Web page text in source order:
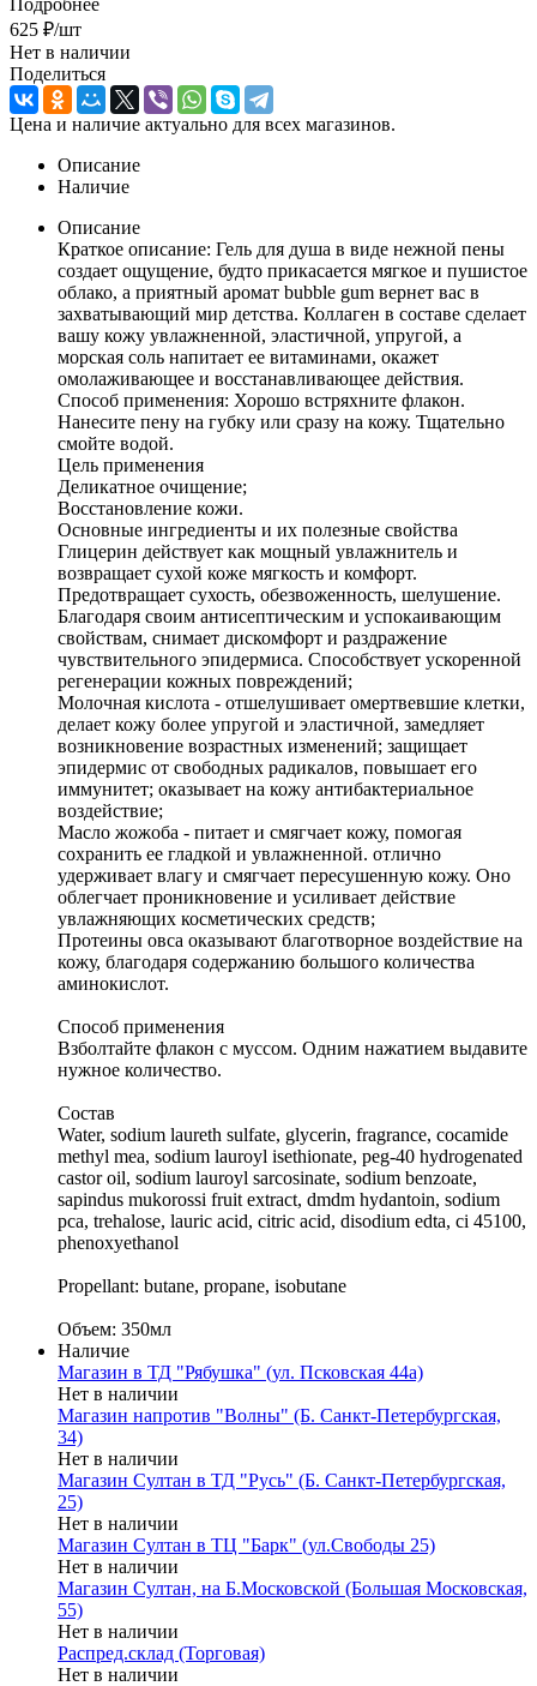
625 ₽/шт
Нет в наличии
Поделиться
Цена и наличие актуально для всех магазинов.
Описание
Наличие
Описание
Краткое описание: Гель для душа в виде нежной пены
создает ощущение, будто прикасается мягкое и пушистое
облако, а приятный аромат bubble gum вернет вас в
захватывающий мир детства. Коллаген в составе сделает
вашу кожу увлажненной, эластичной, упругой, а
морская соль напитает ее витаминами, окажет
омолаживающее и восстанавливающее действия.
Способ применения: Хорошо встряхните флакон.
Нанесите пену на губку или сразу на кожу. Тщательно
смойте водой.
Цель применения
Деликатное очищение;
Восстановление кожи.
Основные ингредиенты и их полезные свойства
Глицерин действует как мощный увлажнитель и
возвращает сухой коже мягкость и комфорт.
Предотвращает сухость, обезвоженность, шелушение.
Благодаря своим антисептическим и успокаивающим
свойствам, снимает дискомфорт и раздражение
чувствительного эпидермиса. Способствует ускоренной
регенерации кожных повреждений;
Молочная кислота - отшелушивает омертвевшие клетки,
делает кожу более упругой и эластичной, замедляет
возникновение возрастных изменений; защищает
эпидермис от свободных радикалов, повышает его
иммунитет; оказывает на кожу антибактериальное
воздействие;
Масло жожоба - питает и смягчает кожу, помогая
сохранить ее гладкой и увлажненной. отлично
удерживает влагу и смягчает пересушенную кожу. Оно
облегчает проникновение и усиливает действие
увлажняющих косметических средств;
Протеины овса оказывают благотворное воздействие на
кожу, благодаря содержанию большого количества
аминокислот.
Способ применения
Взболтайте флакон с муссом. Одним нажатием выдавите
нужное количество.
Состав
Water, sodium laureth sulfate, glycerin, fragrance, cocamide
methyl mea, sodium lauroyl isethionate, peg-40 hydrogenated
castor oil, sodium lauroyl sarcosinate, sodium benzoate,
sapindus mukorossi fruit extract, dmdm hydantoin, sodium
pca, trehalose, lauric acid, citric acid, disodium edta, ci 45100,
phenoxyethanol
Propellant: butane, propane, isobutane
Объем: 350мл
Наличие
Магазин в ТД "Рябушка" (ул. Псковская 44а)
Нет в наличии
Магазин напротив "Волны" (Б. Санкт-Петербургская,
34)
Нет в наличии
Магазин Султан в ТД "Русь" (Б. Санкт-Петербургская,
25)
Нет в наличии
Магазин Султан в ТЦ "Барк" (ул.Свободы 25)
Нет в наличии
Магазин Султан, на Б.Московской (Большая Московская,
55)
Нет в наличии
Распред.склад (Торговая)
Нет в наличии